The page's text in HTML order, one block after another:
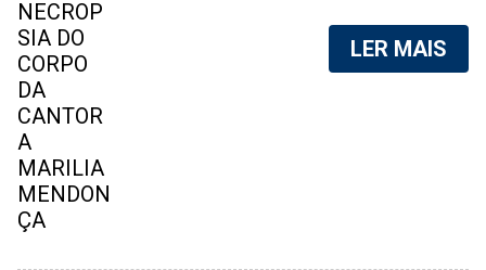
foram vazadas na internet. A
divulgação de fotos do corpo de
LER MAIS